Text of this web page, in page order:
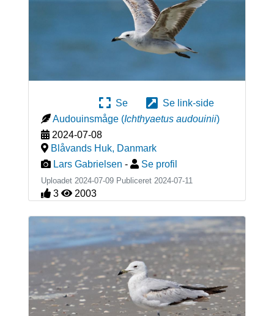
Se
Se link-side
Audouinsmåge (Ichthyaetus audouinii)
2024-07-08
Blåvands Huk, Danmark
Lars Gabrielsen - Se profil
Uploadet 2024-07-09 Publiceret 2024-07-11
3 2003